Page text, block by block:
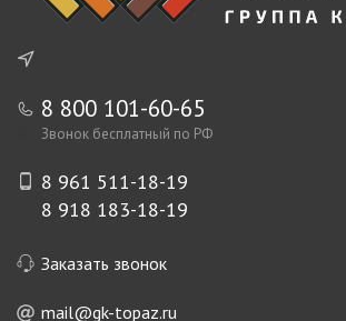
8 800 101-60-65
Звонок бесплатный по РФ
8 961 511-18-19
8 918 183-18-19
Заказать звонок
mail@gk-topaz.ru